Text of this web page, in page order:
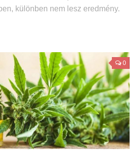
különben nem lesz eredmény.
0